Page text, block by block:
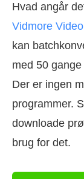
Hvad angår
Vidmore
kan
med 50
Der er ingen
programmer.
downloade
brug for det.